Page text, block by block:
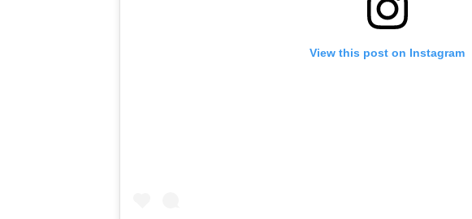
View this post on Instagram